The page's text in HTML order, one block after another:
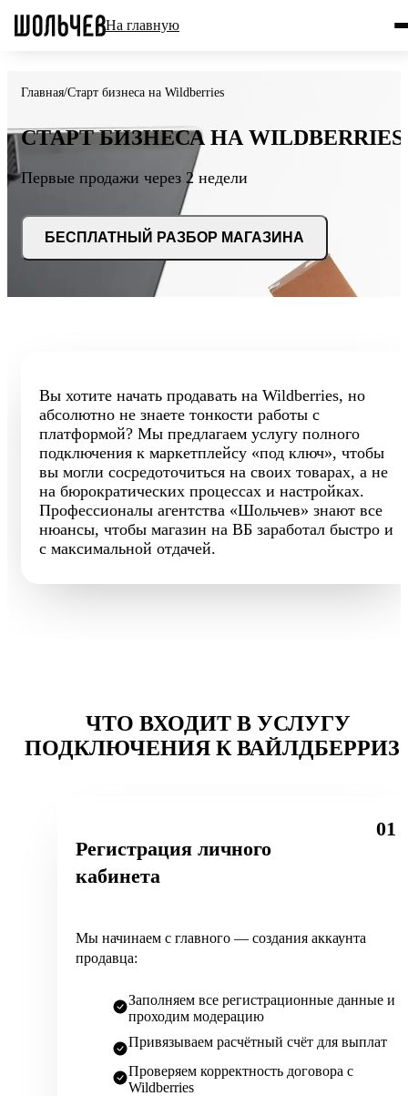
На главную
Главная/Старт бизнеса на Wildberries
СТАРТ БИЗНЕСА НА WILDBERRIES
Первые продажи через 2 недели
БЕСПЛАТНЫЙ РАЗБОР МАГАЗИНА
Вы хотите начать продавать на Wildberries, но
абсолютно не знаете тонкости работы с
платформой? Мы предлагаем услугу полного
подключения к маркетплейсу «под ключ», чтобы
вы могли сосредоточиться на своих товарах, а не
на бюрократических процессах и настройках.
Профессионалы агентства «Шольчев» знают все
нюансы, чтобы магазин на ВБ заработал быстро и
с максимальной отдачей.
ЧТО ВХОДИТ В УСЛУГУ
ПОДКЛЮЧЕНИЯ К
01
Регистрация личного
кабинета
Мы начинаем с главного — создания аккаунта
продавца:
Заполняем все регистрационные данные и
проходим модерацию
Привязываем расчётный счёт для выплат
Проверяем корректность договора с
Wildberries